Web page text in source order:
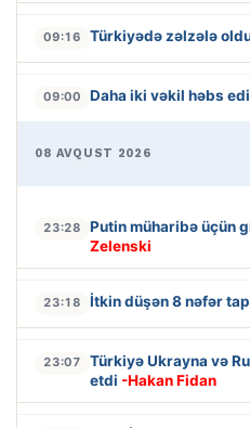
09:16 Türkiyədə zəlzələ
09:00 Daha iki vəkil həbs
08 AVQUST 2026
23:28 Putin müharibə üçün
Zelenski
23:18 İtkin düşən 8 nəfər
23:07
Türkiyə Ukrayna və
etdi -Hakan Fidan